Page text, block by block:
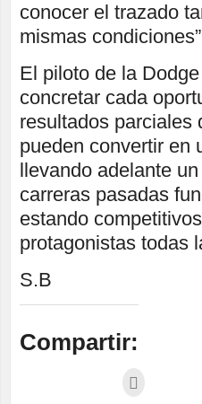
conocer el trazado
mismas
El piloto de la
concretar cada
resultados parciales
pueden convertir en
llevando adelante
carreras pasadas
estando
protagonistas todas
S.B
Compartir: